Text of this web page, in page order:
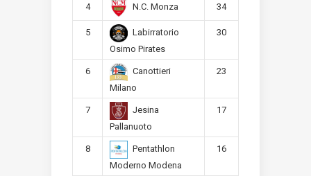
4 N.C. Monza 34
5
Labirratorio
Osimo Pirates
30
6
Canottieri
Milano
23
7
Jesina
Pallanuoto
17
8
Pentathlon
Moderno Modena
16